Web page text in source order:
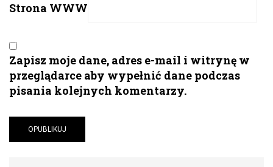
Strona WWW
Zapisz moje dane, adres e-mail i witrynę w
przeglądarce aby wypełnić dane podczas
pisania kolejnych komentarzy.